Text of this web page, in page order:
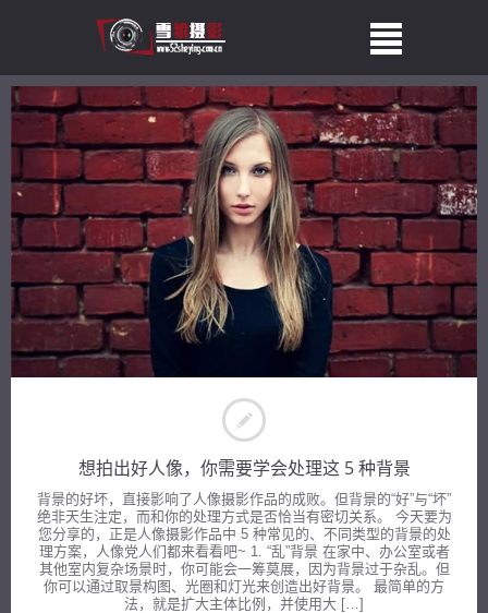
想拍出好人像，你需要学会处理这 5 种背景
背景的好坏，直接影响了人像摄影作品的成败。但背景的“好”与“坏”
绝非天生注定，而和你的处理方式是否恰当有密切关系。 今天要为
您分享的，正是人像摄影作品中 5 种常见的、不同类型的背景的处
理方案，人像党人们都来看看吧~ 1. “乱”背景 在家中、办公室或者
其他室内复杂场景时，你可能会一筹莫展，因为背景过于杂乱。但
你可以通过取景构图、光圈和灯光来创造出好背景。 最简单的方
法，就是扩大主体比例，并使用大 […]